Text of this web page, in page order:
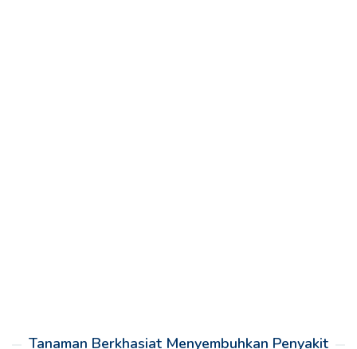
Tanaman Berkhasiat Menyembuhkan Penyakit